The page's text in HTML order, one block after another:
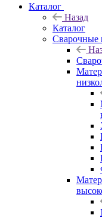
Каталог
Назад
Каталог
Сварочные